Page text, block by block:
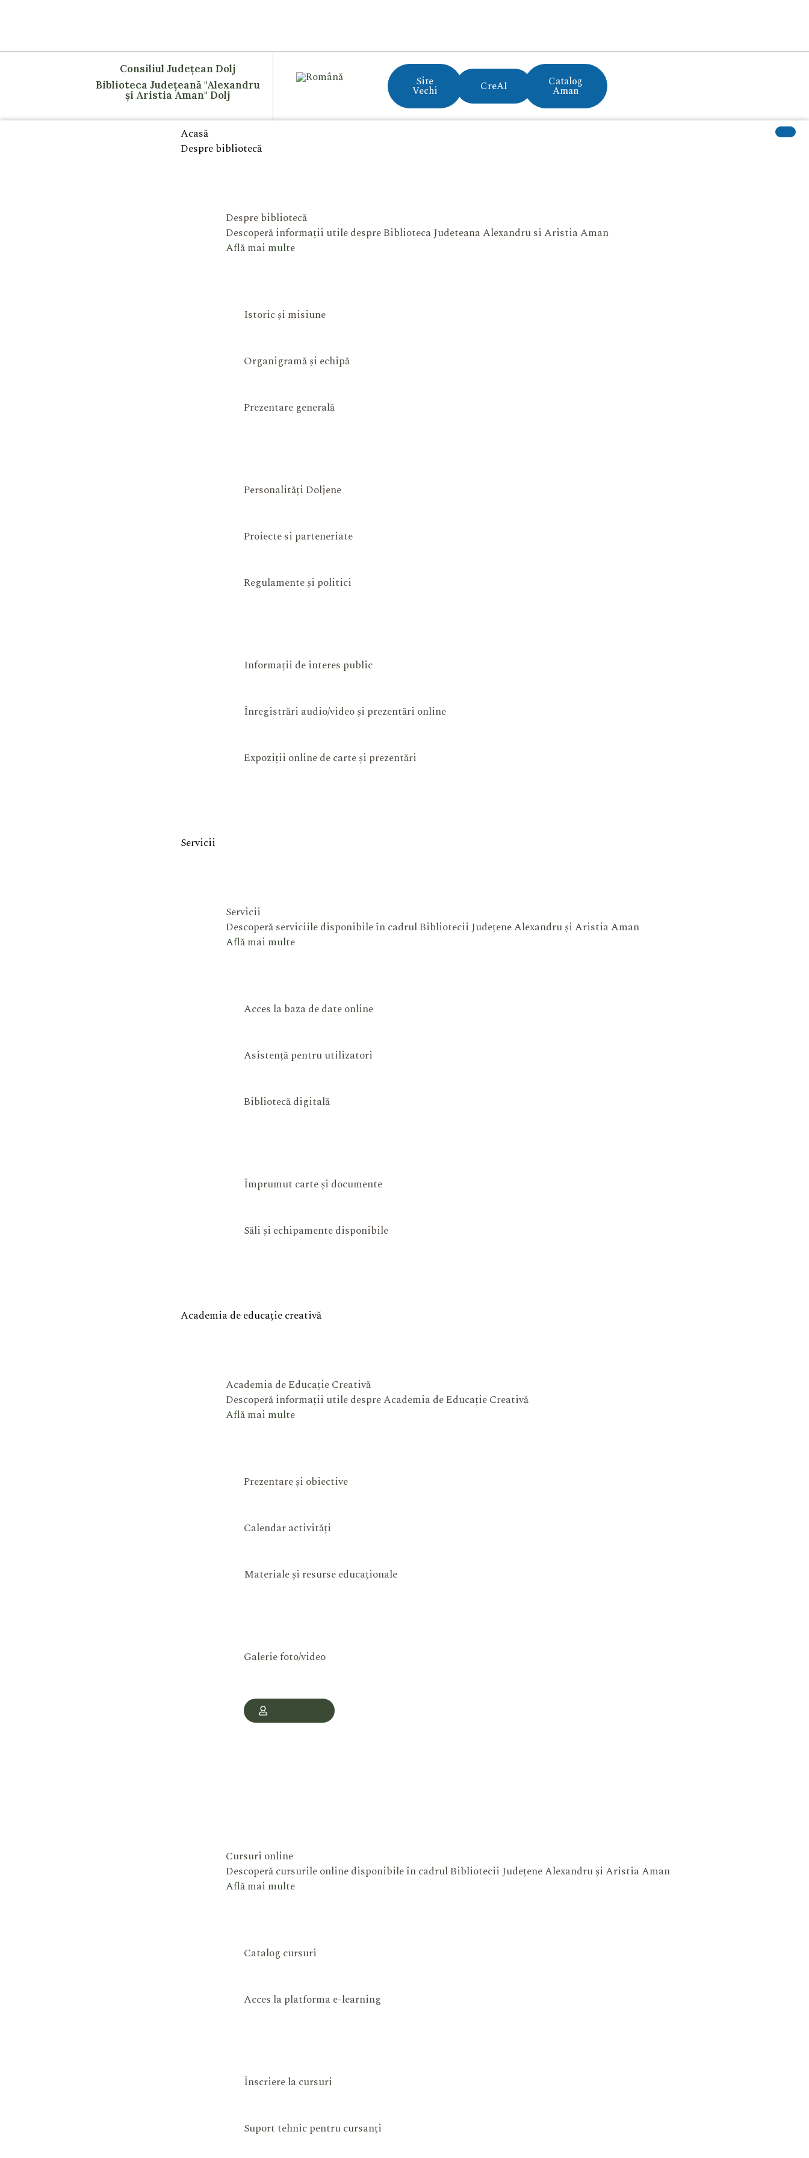
Consiliul Județean Dolj
Biblioteca Județeană "Alexandru
și Aristia Aman" Dolj
Site
Vechi CreAI Catalog
Aman
Acasă
Despre bibliotecă
Despre bibliotecă
Descoperă informații utile despre Biblioteca Judeteana Alexandru si Aristia Aman
Află mai multe
Istoric și misiune
Organigramă și echipă
Prezentare generală
Personalități Doljene
Proiecte si parteneriate
Regulamente și politici
Informații de interes public
Înregistrări audio/video și prezentări online
Expoziții online de carte și prezentări
Servicii
Servicii
Descoperă serviciile disponibile în cadrul Bibliotecii Județene Alexandru și Aristia Aman
Află mai multe
Acces la baza de date online
Asistență pentru utilizatori
Bibliotecă digitală
Împrumut carte și documente
Săli și echipamente disponibile
Academia de educație creativă
Academia de Educație Creativă
Descoperă informații utile despre Academia de Educație Creativă
Află mai multe
Prezentare și obiective
Calendar activități
Materiale și resurse educaționale
Galerie foto/video
Cursuri online
Descoperă cursurile online disponibile în cadrul Bibliotecii Județene Alexandru și Aristia Aman
Află mai multe
Catalog cursuri
Acces la platforma e-learning
Înscriere la cursuri
Suport tehnic pentru cursanți